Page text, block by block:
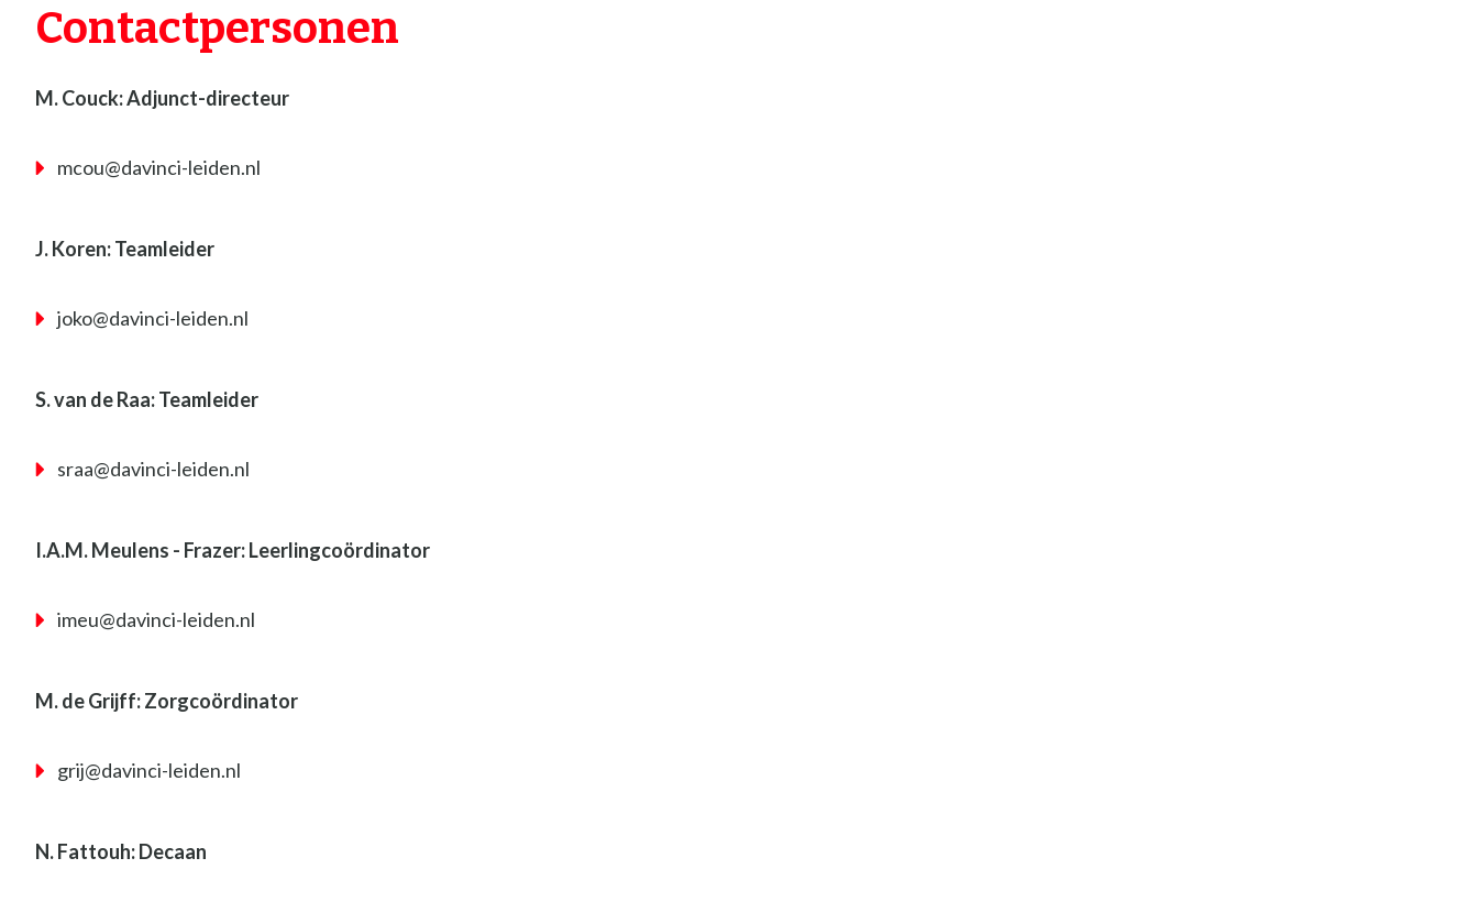
Contactpersonen​
M. Couck: Adjunct-directeur
mcou@davinci-leiden.nl
J. Koren: Teamleider
joko@davinci-leiden.nl
S. van de Raa: Teamleider
sraa@davinci-leiden.nl
I.A.M. Meulens - Frazer: Leerlingcoördinator
imeu@davinci-leiden.nl
M. de Grijff:Zorgcoördinator
grij@davinci-leiden.nl
N. Fattouh: Decaan